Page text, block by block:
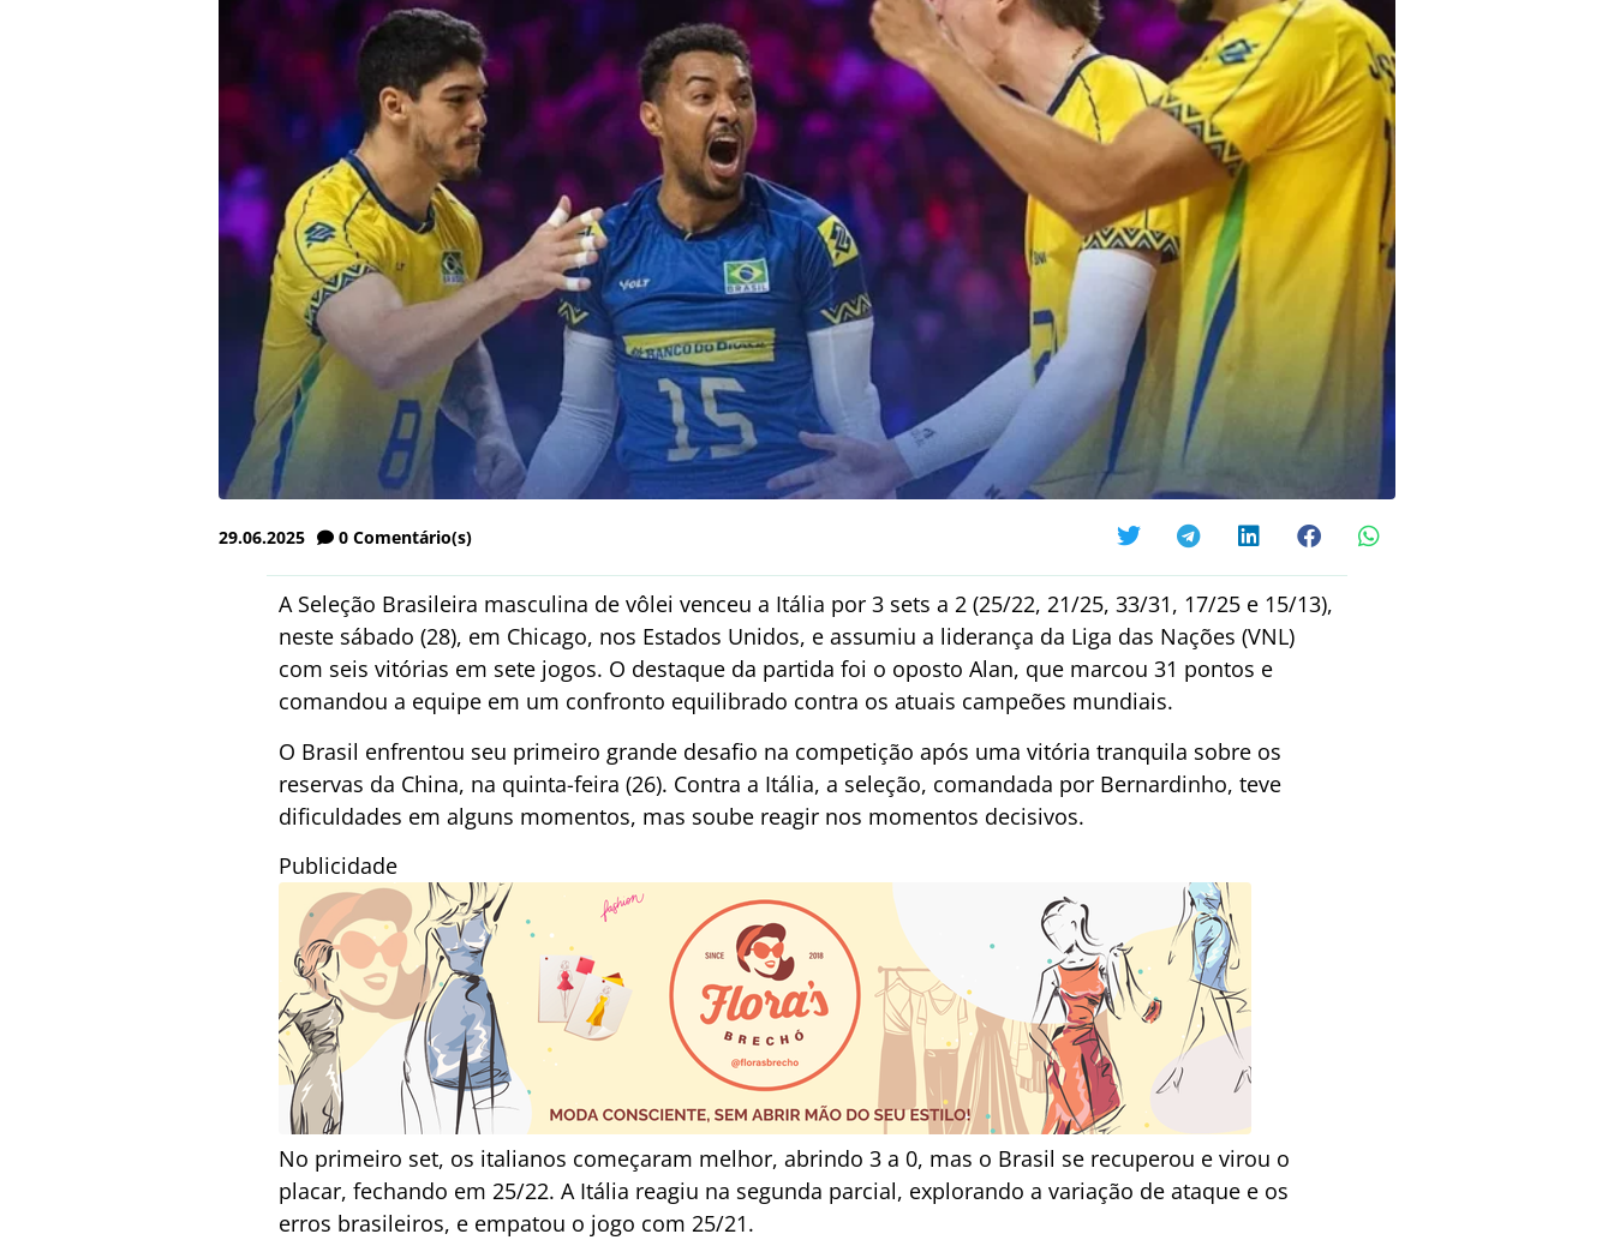
29.06.2025 0 Comentário(s)
A Seleção Brasileira masculina de vôlei venceu a Itália por 3 sets a 2 (25/22, 21/25, 33/31, 17/25 e 15/13),
neste sábado (28), em Chicago, nos Estados Unidos, e assumiu a liderança da Liga das Nações (VNL)
com seis vitórias em sete jogos. O destaque da partida foi o oposto Alan, que marcou 31 pontos e
comandou a equipe em um confronto equilibrado contra os atuais campeões mundiais.
O Brasil enfrentou seu primeiro grande desafio na competição após uma vitória tranquila sobre os
reservas da China, na quinta-feira (26). Contra a Itália, a seleção, comandada por Bernardinho, teve
dificuldades em alguns momentos, mas soube reagir nos momentos decisivos.
Publicidade
No primeiro set, os italianos começaram melhor, abrindo 3 a 0, mas o Brasil se recuperou e virou o
placar, fechando em 25/22. A Itália reagiu na segunda parcial, explorando a variação de ataque e os
erros brasileiros, e empatou o jogo com 25/21.